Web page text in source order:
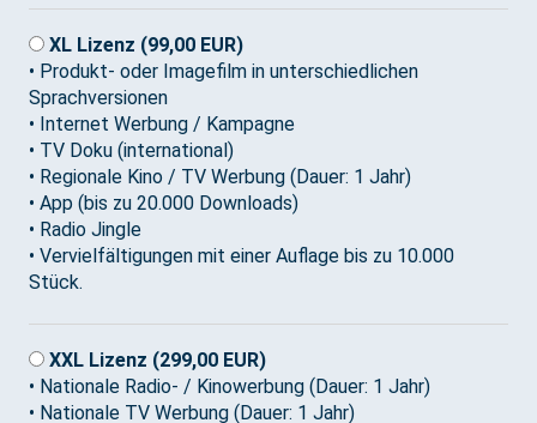
XL Lizenz (99,00 EUR)
• Produkt- oder Imagefilm in unterschiedlichen
Sprachversionen
• Internet Werbung / Kampagne
• TV Doku (international)
• Regionale Kino / TV Werbung (Dauer: 1 Jahr)
• App (bis zu 20.000 Downloads)
• Radio Jingle
• Vervielfältigungen mit einer Auflage bis zu 10.000
Stück.
XXL Lizenz (299,00 EUR)
• Nationale Radio- / Kinowerbung (Dauer: 1 Jahr)
• Nationale TV Werbung (Dauer: 1 Jahr)